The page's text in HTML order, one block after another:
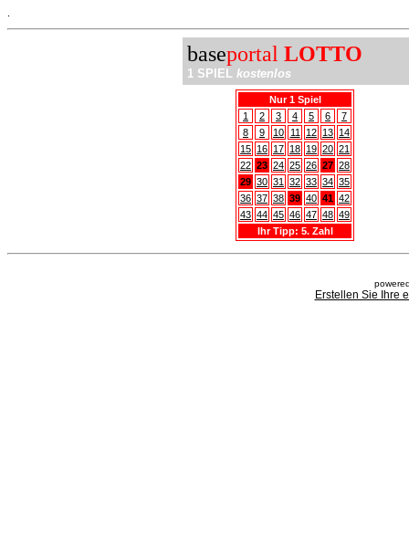
baseportal LOTTO
1 SPIEL kostenlos
Nur 1 Spiel
1
2 3 4 5 6
7
8
9 10 11 12 13 14
15 16 17 18 19 20 21
22 23 24 25 26 27 28
29 30 31 32 33 34 35
36 37 38 39 40 41 42
43 44 45 46 47 48 49
Ihr Tipp: 5. Zahl
Erstellen Sie Ihre